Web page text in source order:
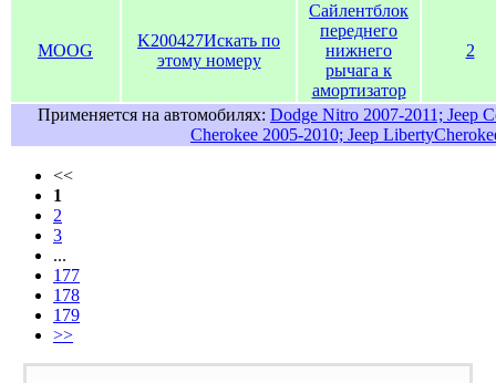
MOOG
K200427Искать по
этому номеру
Сайлентблок
переднего
нижнего
рычага к
амортизатор
2
Применяется на автомобилях: Dodge Nitro 2007-2011; Jeep
Cherokee 2005-2010; Jeep
<<
1
2
3
...
177
178
179
>>